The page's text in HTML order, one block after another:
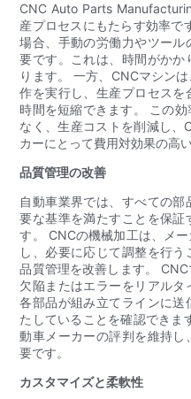
CNC Auto Parts
産プロセスにもたらす効率で
場合、手動の労働力やツー
要です。これは、時間がか
ります。 一方、CNCマシン
作を実行し、生産プロセス
時間を短縮できます。 この
なく、生産コストを削減し、
カーにとって費用対効果の高
品質管理の改善
自動車業界では、すべての
要な基準を満たすことを保
す。 CNCの機械加工は、メ
し、必要に応じて調整を行う
品質管理を改善します。
欠陥またはエラーをリアルタ
各部品が組み立てラインに
たしていることを確認できま
動車メーカーの評判を維持
要です。
カスタマイズと柔軟性